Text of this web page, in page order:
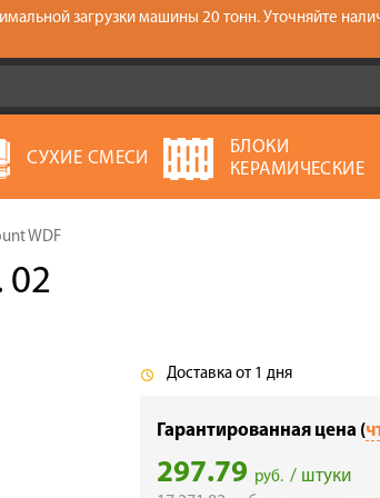
загрузки машины 20 тонн. Уточняйте
СУХИЕ СМЕСИ
БЛОКИ
КЕРАМИЧЕСКИЕ
WDF
02
Доставка от 1 дня
Гарантированная цена (
297.79 руб. / штуки